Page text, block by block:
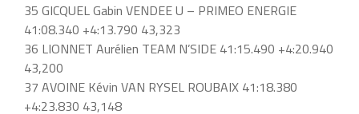
35 GICQUEL Gabin VENDEE U – PRIMEO ENERGIE
41:08.340 +4:13.790 43,323
36 LIONNET Aurélien TEAM N’SIDE 41:15.490 +4:20.940
43,200
37 AVOINE Kévin VAN RYSEL ROUBAIX 41:18.380
+4:23.830 43,148